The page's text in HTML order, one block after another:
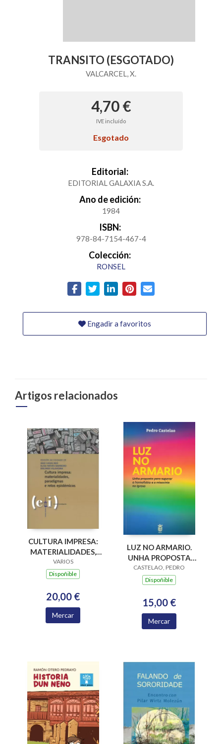
TRANSITO (ESGOTADO)
VALCARCEL, X.
4,70 €
IVE incluído
Esgotado
Editorial:
EDITORIAL GALAXIA S.A.
Ano de edición:
1984
ISBN:
978-84-7154-467-4
Colección:
RONSEL
Engadir a favoritos
Artigos relacionados
CULTURA IMPRESA:
MATERIALIDADES,
PARADIGMAS E
RETOS EPISTÉMICOS
VARIOS
Dispoñible
20,00 €
Mercar
LUZ NO ARMARIO.
UNHA PROPOSTA
PARA SUPERAR A
HOMOFOBIA E A
IGREXA
CASTELAO, PEDRO
Dispoñible
15,00 €
Mercar